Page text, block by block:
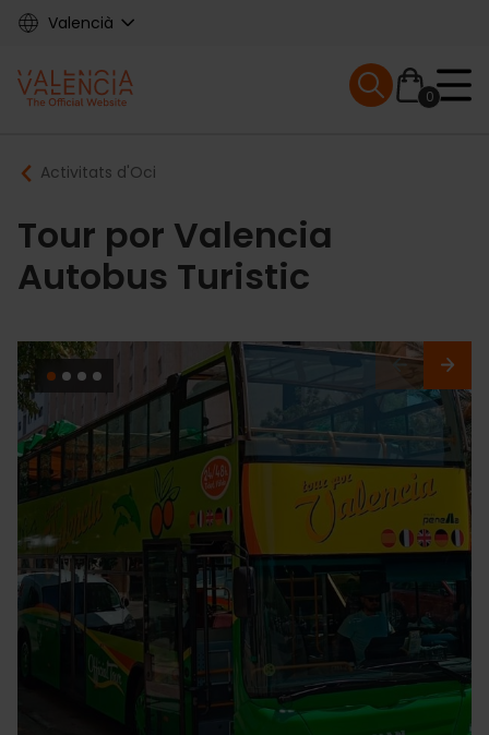
Skip
content
Valencià
Main
navigation
0
Mobile menu
Breadcrumb
Activitats d'Oci
Tour por Valencia
Autobus Turistic